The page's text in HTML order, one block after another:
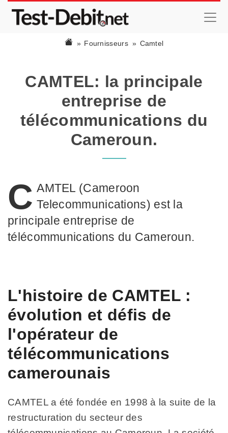
Fournisseurs Camtel
CAMTEL: la principale
entreprise de
télécommunications du
Cameroun.
C AMTEL (Cameroon
Telecommunications) est la
principale entreprise de
télécommunications du Cameroun.
L'histoire de CAMTEL :
évolution et défis de
l'opérateur de
télécommunications
camerounais
CAMTEL a été fondée en 1998 à la suite de la
restructuration du secteur des